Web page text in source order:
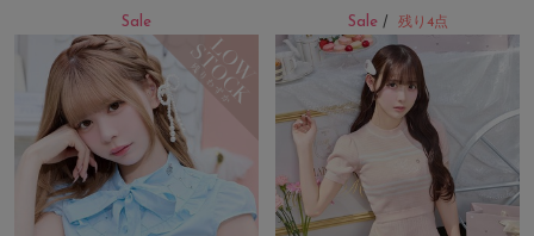
Sale Sale/ 残り4点